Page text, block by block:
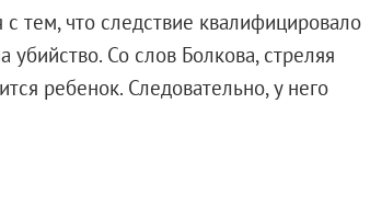
тем, что следствие квалифицировало
Со слов Болкова, стреляя
ребенок. Следовательно, у него